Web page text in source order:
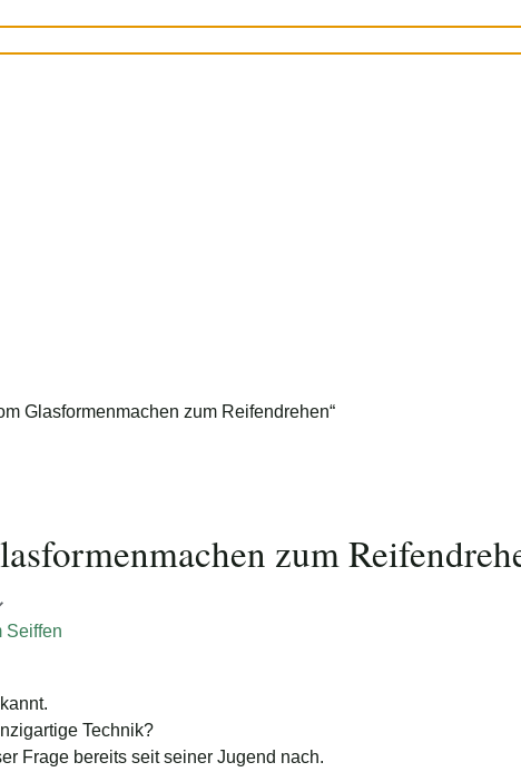
zum
Seiffen
Technik?
Frage bereits seit seiner Jugend nach.